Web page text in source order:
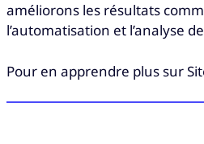
améliorons les résultats
l’automatisation et l’analyse
Pour en apprendre plus sur